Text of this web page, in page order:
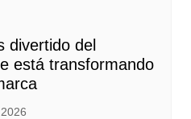
divertido del
está transformando